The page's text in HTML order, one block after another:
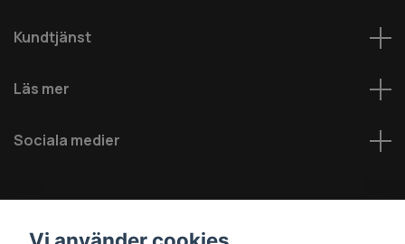
Kundtjänst
Läs mer
Sociala medier